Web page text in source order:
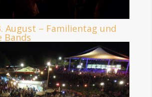
August – Familientag und
Bands